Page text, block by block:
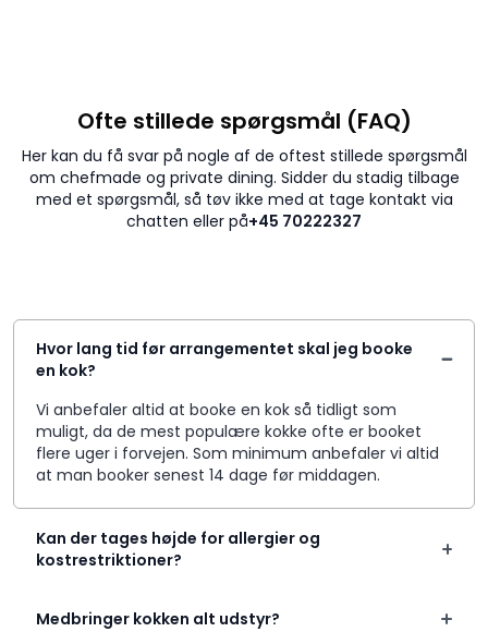
Ofte stillede spørgsmål (FAQ)
Her kan du få svar på nogle af de oftest stillede spørgsmål
om chefmade og private dining. Sidder du stadig tilbage
med et spørgsmål, så tøv ikke med at tage kontakt via
chatten eller på+45 70222327
Hvor lang tid før arrangementet skal jeg booke
en kok?
Vi anbefaler altid at booke en kok så tidligt som
muligt, da de mest populære kokke ofte er booket
flere uger i forvejen. Som minimum anbefaler vi altid
at man booker senest 14 dage før middagen.
Kan der tages højde for allergier og
kostrestriktioner?
Medbringer kokken alt udstyr?